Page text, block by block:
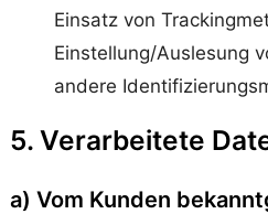
Einsatz von
Einstellung/Auslesung
andere
5. Verarbeitete
a) Vom Kunden